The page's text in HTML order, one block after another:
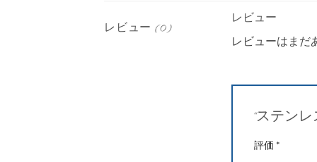
レビュー (0)
レビュー
レビューはまだ
“ステン
評価 *